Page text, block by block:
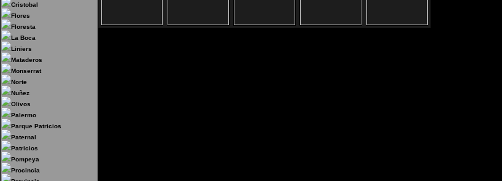
Cristobal
Flores
Floresta
La Boca
Liniers
Mataderos
Monserrat
Norte
Nuñez
Olivos
Palermo
Parque Patricios
Paternal
Patricios
Pompeya
Procincia